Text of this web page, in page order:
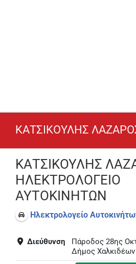
ΚΑΤΣΙΚΟΥΛΗΣ
ΚΑΤΣΙΚΟΥΛΗΣ
ΗΛΕΚΤΡΟΛΟΓΕΙΟ
ΑΥΤΟΚΙΝΗΤΩΝ
Ηλεκτρολογείο
Διεύθυνση
Πάροδος 28ης
Δήμος Χαλκιδέων